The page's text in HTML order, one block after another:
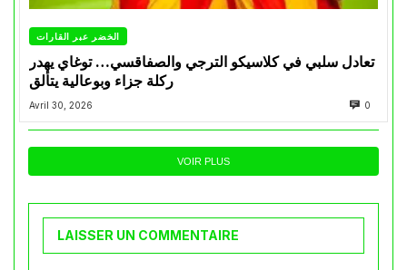
الخضر عبر القارات
تعادل سلبي في كلاسيكو الترجي والصفاقسي… توغاي يهدر
ركلة جزاء وبوعالية يتألق
Avril 30, 2026 0
VOIR PLUS
LAISSER UN COMMENTAIRE